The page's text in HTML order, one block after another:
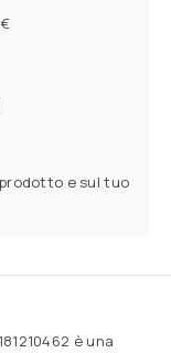
e sul tuo
è una